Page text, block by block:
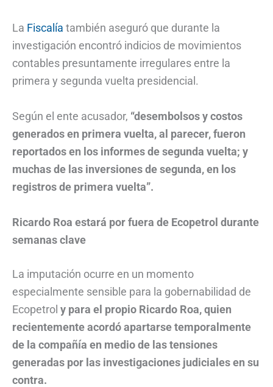
La Fiscalía también aseguró que durante la
investigación encontró indicios de movimientos
contables presuntamente irregulares entre la
primera y segunda vuelta presidencial.
Según el ente acusador, “desembolsos y costos
generados en primera vuelta, al parecer, fueron
reportados en los informes de segunda vuelta; y
muchas de las inversiones de segunda, en los
registros de primera vuelta”.
Ricardo Roa estará por fuera de Ecopetrol durante
semanas clave
La imputación ocurre en un momento
especialmente sensible para la gobernabilidad de
Ecopetrol y para el propio Ricardo Roa, quien
recientemente acordó apartarse temporalmente
de la compañía en medio de las tensiones
generadas por las investigaciones judiciales en su
contra.